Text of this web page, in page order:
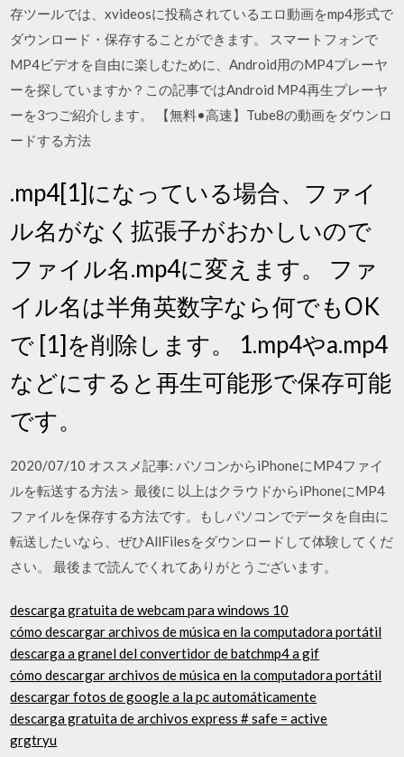
存ツールでは、xvideosに投稿されているエロ動画をmp4形式で
ダウンロード・保存することができます。 スマートフォンで
MP4ビデオを自由に楽しむために、Android用のMP4プレーヤ
ーを探していますか？この記事ではAndroid MP4再生プレーヤ
ーを3つご紹介します。 【無料•高速】Tube8の動画をダウンロ
ードする方法
.mp4[1]になっている場合、ファイ
ル名がなく拡張子がおかしいので
ファイル名.mp4に変えます。 ファ
イル名は半角英数字なら何でもOK
で [1]を削除します。 1.mp4やa.mp4
などにすると再生可能形で保存可能
です。
2020/07/10 オススメ記事: パソコンからiPhoneにMP4ファイ
ルを転送する方法＞ 最後に 以上はクラウドからiPhoneにMP4
ファイルを保存する方法です。もしパソコンでデータを自由に
転送したいなら、ぜひAllFilesをダウンロードして体験してくだ
さい。 最後まで読んでくれてありがとうございます。
descarga gratuita de webcam para windows 10
cómo descargar archivos de música en la computadora portátil
descarga a granel del convertidor de batchmp4 a gif
cómo descargar archivos de música en la computadora portátil
descargar fotos de google a la pc automáticamente
descarga gratuita de archivos express # safe = active
grgtryu